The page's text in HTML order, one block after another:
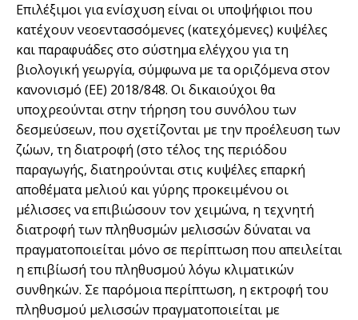
Επιλέξιµοι για ενίσχυση είναι οι υποψήφιοι που
κατέχουν νεοεντασσόµενες (κατεχόµενες) κυψέλες
και παραφυάδες στο σύστηµα ελέγχου για τη
βιολογική γεωργία, σύµφωνα µε τα οριζόµενα στον
κανονισµό (ΕΕ) 2018/848. Οι δικαιούχοι θα
υποχρεούνται στην τήρηση του συνόλου των
δεσµεύσεων, που σχετίζονται µε την προέλευση των
ζώων, τη διατροφή (στο τέλος της περιόδου
παραγωγής, διατηρούνται στις κυψέλες επαρκή
αποθέµατα µελιού και γύρης προκειµένου οι
µέλισσες να επιβιώσουν τον χειµώνα, η τεχνητή
διατροφή των πληθυσµών µελισσών δύναται να
πραγµατοποιείται µόνο σε περίπτωση που απειλείται
η επιβίωσή του πληθυσµού λόγω κλιµατικών
συνθηκών. Σε παρόµοια περίπτωση, η εκτροφή του
πληθυσµού µελισσών πραγµατοποιείται µε